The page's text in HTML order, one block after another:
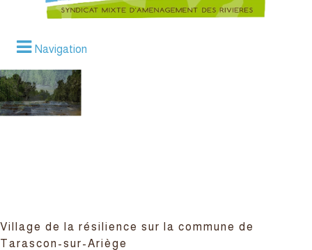
Navigation
Village de la résilience sur la commune de
Tarascon-sur-Ariège